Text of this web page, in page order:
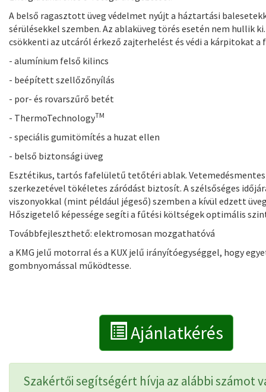
A belső ragasztott üveg védelmet nyújt a háztartási
sérülésekkel szemben. Az ablaküveg törés esetén nem hullik
csökkenti az utcáról érkező zajterhelést és védi a kárpitokat a
- alumínium felső kilincs
- beépített szellőzőnyílás
- por- és rovarszűrő betét
- ThermoTechnologyTM
- speciális gumitömítés a huzat ellen
- belső biztonsági üveg
Esztétikus, tartós fafelületű tetőtéri ablak. Vetemedésmentes
szerkezetével tökéletes záródást biztosít. A szélsőséges
viszonyokkal (mint például jégeső) szemben a kívül edzett
Hőszigetelő képessége segíti a fűtési költségek optimális
Továbbfejleszthető: elektromosan mozgathatóvá
a KMG jelű motorral és a KUX jelű irányítóegységgel, hogy
gombnyomással működtesse.
Ajánlatkérés
Szakértői segítségért hívja az alábbi számot